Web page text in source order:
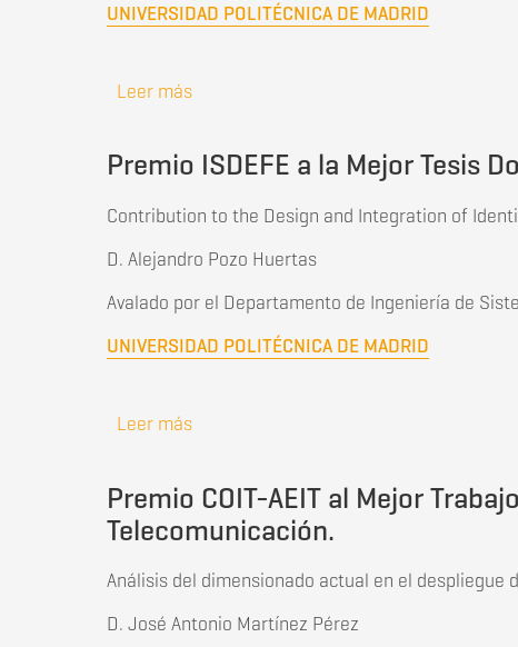
UNIVERSIDAD POLITÉCNICA DE MADRID
Leer mássobre Premio HISPASAT al Mejor
Premio ISDEFE a la Mejor Tesis
Contribution to the Design and Integration of
D. Alejandro Pozo Huertas
Avalado por el Departamento de Ingeniería de
UNIVERSIDAD POLITÉCNICA DE MADRID
Leer mássobre Premio ISDEFE a la Mejor Tesis
Premio COIT-AEIT al Mejor
Telecomunicación.
Análisis del dimensionado actual en el despliegue
D. José Antonio Martínez Pérez